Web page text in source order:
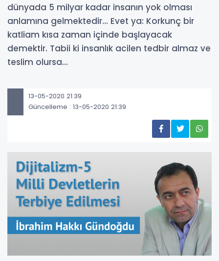
dünyada 5 milyar kadar insanın yok olması
anlamına gelmektedir… Evet ya: Korkunç bir
katliam kısa zaman içinde başlayacak
demektir. Tabii ki insanlık acilen tedbir almaz ve
teslim olursa…
13-05-2020 21:39
Güncelleme : 13-05-2020 21:39